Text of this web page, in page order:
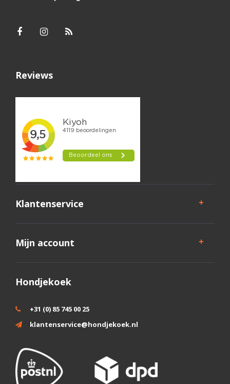
Reviews
Klantenservice
Mijn account
Hondjekoek
+31 (0) 85 745 00 25
klantenservice@hondjekoek.nl